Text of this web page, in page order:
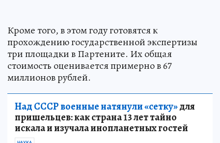
Кроме того, в этом году готовятся к
прохождению государственной экспертизы
три площадки в Партените. Их общая
стоимость оценивается примерно в 67
миллионов рублей.
Над СССР военные натянули «сетку»для
пришельцев: как страна 13 лет тайно
искала и изучала инопланетных гостей